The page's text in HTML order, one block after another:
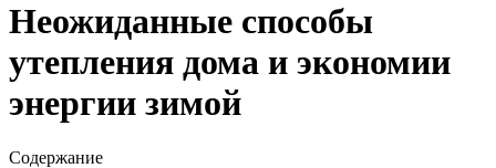
Неожиданные способы
утепления дома и экономии
энергии зимой
Содержание